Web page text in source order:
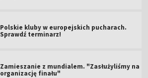
Polskie kluby w europejskich pucharach.
Sprawdź terminarz!
Zamieszanie z mundialem. "Zasłużyliśmy na
organizację finału"